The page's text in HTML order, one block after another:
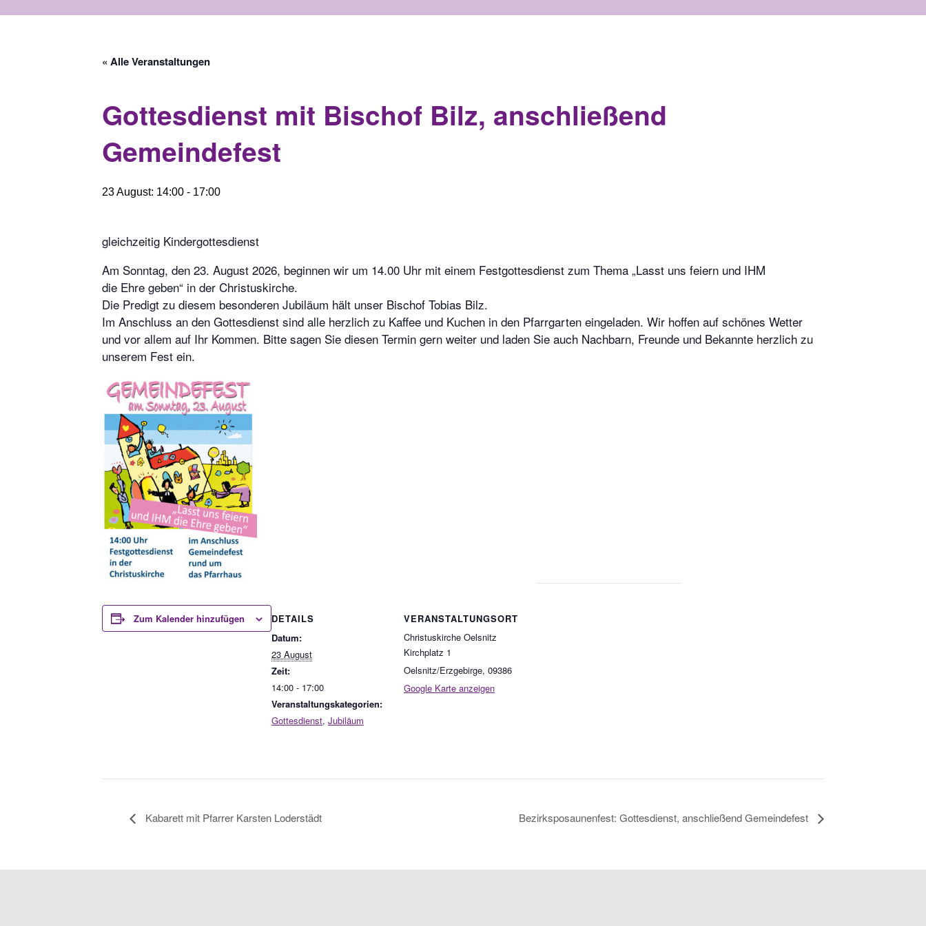
« Alle Veranstaltungen
Gottesdienst mit Bischof Bilz, anschließend
Gemeindefest
23 August: 14:00 - 17:00
gleichzeitig Kindergottesdienst
Am Sonntag, den 23. August 2026, beginnen wir um 14.00 Uhr mit einem Festgottesdienst zum Thema „Lasst uns feiern und IHM
die Ehre geben“ in der Christuskirche.
Die Predigt zu diesem besonderen Jubiläum hält unser Bischof Tobias Bilz.
Im Anschluss an den Gottesdienst sind alle herzlich zu Kaffee und Kuchen in den Pfarrgarten eingeladen. Wir hoffen auf schönes Wetter
und vor allem auf Ihr Kommen. Bitte sagen Sie diesen Termin gern weiter und laden Sie auch Nachbarn, Freunde und Bekannte herzlich zu
unserem Fest ein.
Zum Kalender hinzufügen
DETAILS
Datum:
23 August
Zeit:
14:00 - 17:00
Veranstaltungskategorien:
Gottesdienst, Jubiläum
VERANSTALTUNGSORT
Christuskirche Oelsnitz
Kirchplatz 1
Oelsnitz/Erzgebirge, 09386
Google Karte anzeigen
Kabarett mit Pfarrer Karsten Loderstädt Bezirksposaunenfest: Gottesdienst, anschließend Gemeindefest